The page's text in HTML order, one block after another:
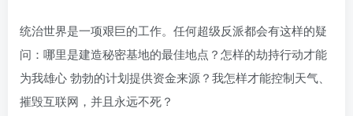
统治世界是一项艰巨的工作。任何超级反派都会有这样的疑
问：哪里是建造秘密基地的最佳地点？怎样的劫持行动才能
为我雄心 勃勃的计划提供资金来源？我怎样才能控制天气、
摧毁互联网，并且永远不死？